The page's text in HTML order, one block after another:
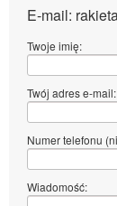
E-mail:
Twoje imię:
Twój adres e-mail:
Numer telefonu
Wiadomość: